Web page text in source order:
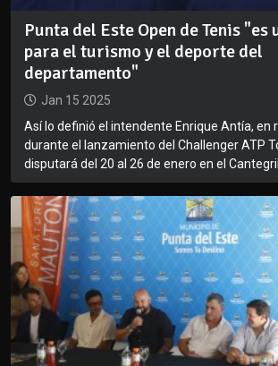
Punta del Este Open de Tenis
para el turismo y el deporte del
departamento"
Jan 15 2025
Así lo definió el intendente Enrique Antía, en
durante el lanzamiento del Challenger ATP
disputará del 20 al 26 de enero en el